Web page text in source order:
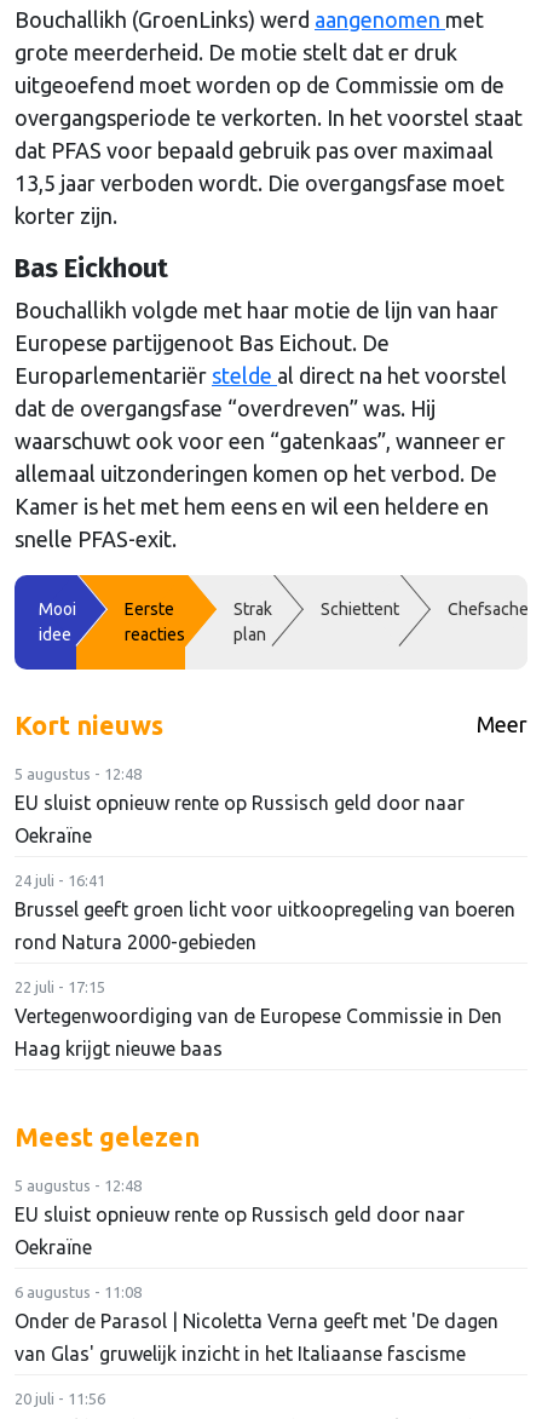
Bouchallikh (GroenLinks) werd aangenomen met
grote meerderheid. De motie stelt dat er druk
uitgeoefend moet worden op de Commissie om de
overgangsperiode te verkorten. In het voorstel staat
dat PFAS voor bepaald gebruik pas over maximaal
13,5 jaar verboden wordt. Die overgangsfase moet
korter zijn.
Bas Eickhout
Bouchallikh volgde met haar motie de lijn van haar
Europese partijgenoot Bas Eichout. De
Europarlementariër stelde al direct na het voorstel
dat de overgangsfase “overdreven” was. Hij
waarschuwt ook voor een “gatenkaas”, wanneer er
allemaal uitzonderingen komen op het verbod. De
Kamer is het met hem eens en wil een heldere en
snelle PFAS-exit.
Mooi
idee
Eerste
reacties
Strak
plan
Schiettent Chefsache
Kort nieuws Meer
5 augustus - 12:48
EU sluist opnieuw rente op Russisch geld door naar
Oekraïne
24 juli - 16:41
Brussel geeft groen licht voor uitkoopregeling van boeren
rond Natura 2000-gebieden
22 juli - 17:15
Vertegenwoordiging van de Europese Commissie in Den
Haag krijgt nieuwe baas
Meest gelezen
5 augustus - 12:48
EU sluist opnieuw rente op Russisch geld door naar
Oekraïne
6 augustus - 11:08
Onder de Parasol | Nicoletta Verna geeft met 'De dagen
van Glas' gruwelijk inzicht in het Italiaanse fascisme
20 juli - 11:56